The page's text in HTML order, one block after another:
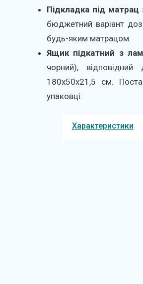
Підкладка під матрац
бюджетний варіант
будь-яким матрацом
Ящик підкатний з
чорний),
180х50х21,5 см.
упаковці.
Характеристики